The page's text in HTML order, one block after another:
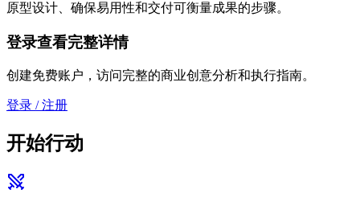
原型设计、确保易用性和交付可衡量成果的步骤。
登录查看完整详情
创建免费账户，访问完整的商业创意分析和执行指南。
登录 / 注册
开始行动